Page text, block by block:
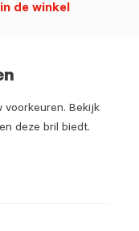
voorkeuren. Bekijk
deze bril biedt.
de winkel